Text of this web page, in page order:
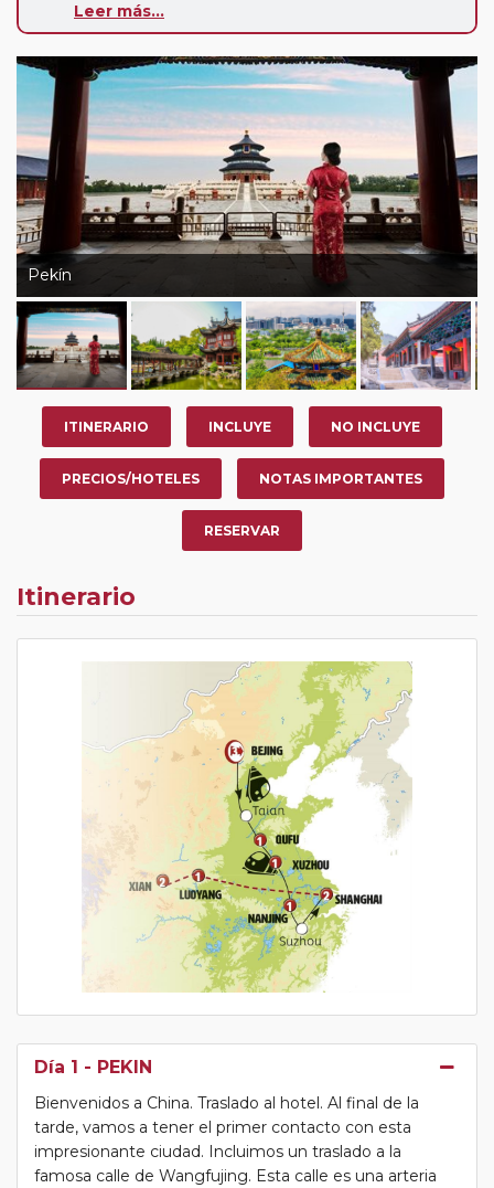
Pasajero Club:este circuito, en cualquier época del
nosotros en los últimos 3 años y que pertenezcan a
nuestro Club de Pasajeros (cuya obtención se realiza
tras rellenar el cuestionario de satisfacción en "Mi viaje")
o los que estén en luna de miel contarán con un
descuento del 5%.
Leer más...
Pekín
ITINERARIO INCLUYE NO INCLUYE
PRECIOS/HOTELES NOTAS IMPORTANTES
RESERVAR
Itinerario
Día 1 - PEKIN
Bienvenidos a China. Traslado al hotel. Al final de la
tarde, vamos a tener el primer contacto con esta
impresionante ciudad. Incluimos un traslado a la
famosa calle de Wangfujing. Esta calle es una arteria